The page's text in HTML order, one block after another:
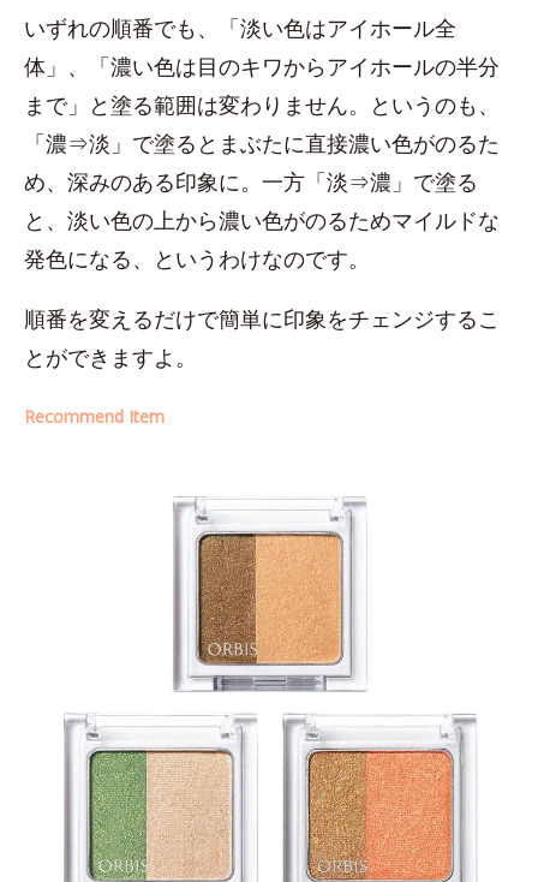
いずれの順番でも、「淡い色はアイホール全
体」、「濃い色は目のキワからアイホールの半分
まで」と塗る範囲は変わりません。というのも、
「濃⇒淡」で塗るとまぶたに直接濃い色がのるた
め、深みのある印象に。一方「淡⇒濃」で塗る
と、淡い色の上から濃い色がのるためマイルドな
発色になる、というわけなのです。
順番を変えるだけで簡単に印象をチェンジするこ
とができますよ。
Recommend Item